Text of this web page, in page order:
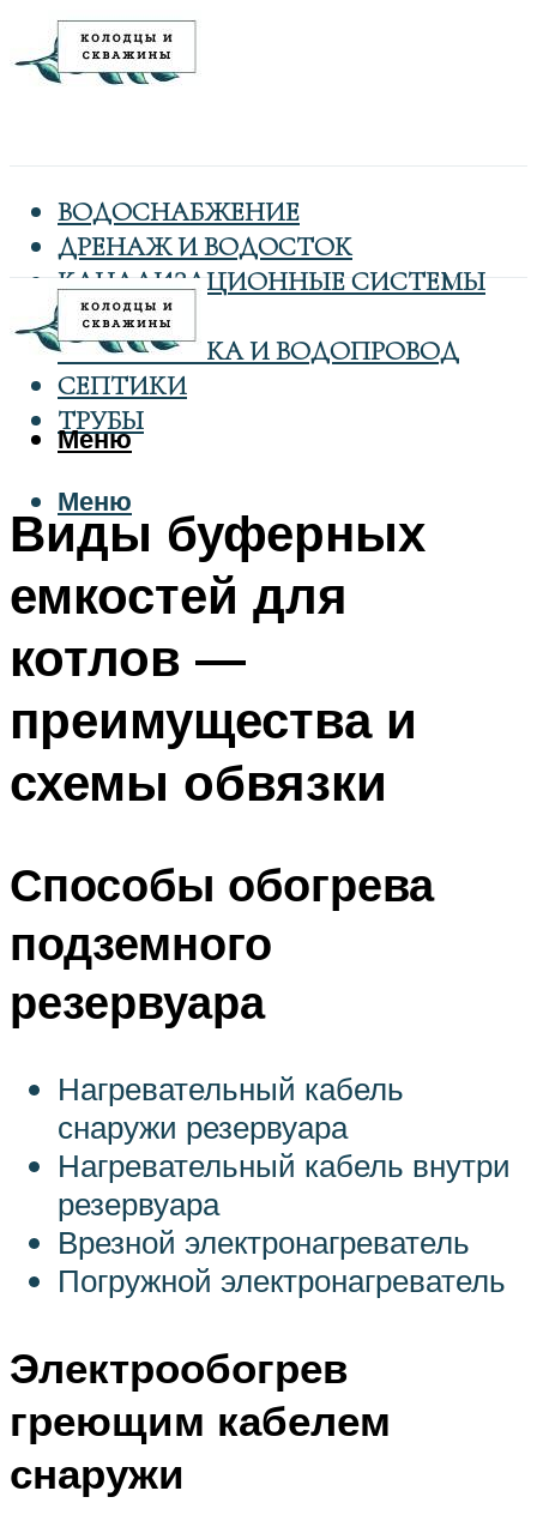
ВОДОСНАБЖЕНИЕ
ДРЕНАЖ И ВОДОСТОК
КАНАЛИЗАЦИОННЫЕ СИСТЕМЫ
КОЛОДЦЫ
САНТЕХНИКА И ВОДОПРОВОД
СЕПТИКИ
ТРУБЫ
Меню
Меню
Виды буферных
емкостей для
котлов —
преимущества и
схемы обвязки
Способы обогрева
подземного
резервуара
Нагревательный кабель
снаружи резервуара
Нагревательный кабель внутри
резервуара
Врезной электронагреватель
Погружной электронагреватель
Электрообогрев
греющим кабелем
снаружи